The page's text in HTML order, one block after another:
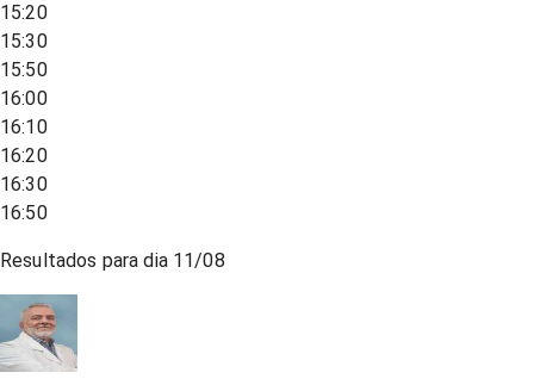
15:20
15:30
15:50
16:00
16:10
16:20
16:30
16:50
Resultados para dia 11/08